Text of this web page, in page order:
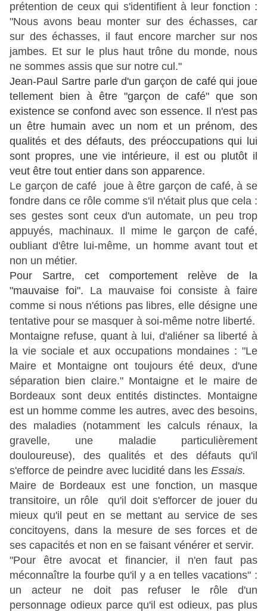
prétention de ceux qui s'identifient à leur fonction :
"Nous avons beau monter sur des échasses, car
sur des échasses, il faut encore marcher sur nos
jambes. Et sur le plus haut trône du monde, nous
ne sommes assis que sur notre cul."
Jean-Paul Sartre parle d'un garçon de café qui joue
tellement bien à être "garçon de café" que son
existence se confond avec son essence. Il n'est pas
un être humain avec un nom et un prénom, des
qualités et des défauts, des préoccupations qui lui
sont propres, une vie intérieure, il est ou plutôt il
veut être tout entier dans son apparence.
Le garçon de café joue à être garçon de café, à se
fondre dans ce rôle comme s'il n'était plus que cela :
ses gestes sont ceux d'un automate, un peu trop
appuyés, machinaux. Il mime le garçon de café,
oubliant d'être lui-même, un homme avant tout et
non un métier.
Pour Sartre, cet comportement relève de la
"mauvaise foi". La mauvaise foi consiste à faire
comme si nous n'étions pas libres, elle désigne une
tentative pour se masquer à soi-même notre liberté.
Montaigne refuse, quant à lui, d'aliéner sa liberté à
la vie sociale et aux occupations mondaines : "Le
Maire et Montaigne ont toujours été deux, d'une
séparation bien claire." Montaigne et le maire de
Bordeaux sont deux entités distinctes. Montaigne
est un homme comme les autres, avec des besoins,
des maladies (notamment les calculs rénaux, la
gravelle, une maladie particulièrement
douloureuse), des qualités et des défauts qu'il
s'efforce de peindre avec lucidité dans les Essais.
Maire de Bordeaux est une fonction, un masque
transitoire, un rôle qu'il doit s'efforcer de jouer du
mieux qu'il peut en se mettant au service de ses
concitoyens, dans la mesure de ses forces et de
ses capacités et non en se faisant vénérer et servir.
"Pour être avocat et financier, il n'en faut pas
méconnaître la fourbe qu'il y a en telles vacations" :
un acteur ne doit pas refuser le rôle d'un
personnage odieux parce qu'il est odieux, pas plus